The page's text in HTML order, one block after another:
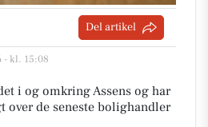
Del artikel
- kl. 15:08
i og omkring Assens og har
over de seneste bolighandler